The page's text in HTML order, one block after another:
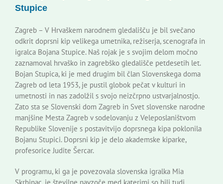
Kontakti
Novi odmev – naše glasilo
Založništvo
Koristne informacije
Stupice
Zagreb – V Hrvaškem narodnem gledališču je bil svečano
odkrit doprsni kip velikega umetnika, režiserja, scenografa in
igralca Bojana Stupice. Naš rojak je s svojim delom močno
zaznamoval hrvaško in zagrebško gledališče petdesetih let.
Bojan Stupica, ki je med drugim bil član Slovenskega doma
Zagreb od leta 1953, je pustil globok pečat v kulturi in
umetnosti in nas zadolžil s svojo neizčrpno ustvarjalnostjo.
Zato sta se Slovenski dom Zagreb in Svet slovenske narodne
manjšine Mesta Zagreb v sodelovanju z Veleposlaništvom
Republike Slovenije s postavitvijo doprsnega kipa poklonila
Bojanu Stupici. Doprsni kip je delo akademske kiparke,
profesorice Judite Šercar.
V programu, ki ga je povezovala slovenska igralka Mia